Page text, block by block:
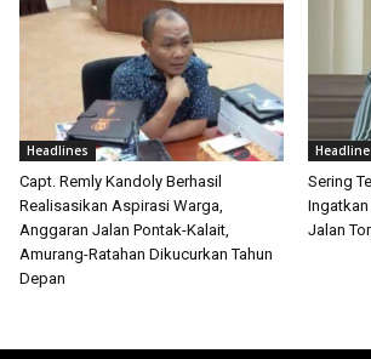
Headlines
Capt. Remly Kandoly Berhasil
Realisasikan Aspirasi Warga,
Anggaran Jalan Pontak-Kalait,
Amurang-Ratahan Dikucurkan Tahun
Depan
Sering
Ingatkan
Jalan